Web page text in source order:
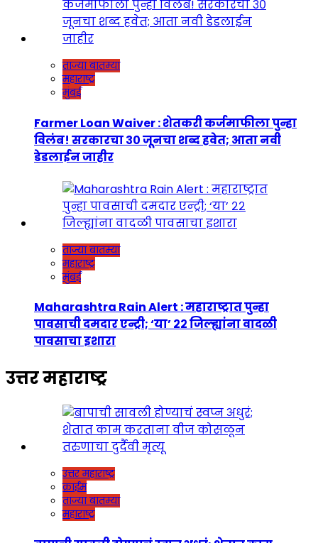
ताज्या बातम्या
महाराष्ट्र
मुंबई
Farmer Loan Waiver : शेतकरी कर्जमाफीला पुन्हा
विलंब! सरकारचा ३० जूनचा शब्द हवेत; आता नवी
डेडलाईन जाहीर
ताज्या बातम्या
महाराष्ट्र
मुंबई
Maharashtra Rain Alert : महाराष्ट्रात पुन्हा
पावसाची दमदार एन्ट्री; ‘या’ २२ जिल्ह्यांना वादळी
पावसाचा इशारा
उत्तर महाराष्ट्र
उत्तर महाराष्ट्र
क्राईम
ताज्या बातम्या
महाराष्ट्र